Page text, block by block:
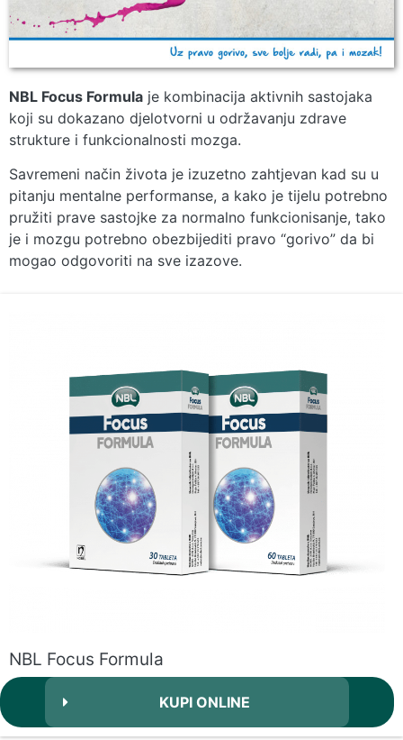
NBL Focus Formula je kombinacija aktivnih sastojaka
koji su dokazano djelotvorni u održavanju zdrave
strukture i funkcionalnosti mozga.
Savremeni način života je izuzetno zahtjevan kad su u
pitanju mentalne performanse, a kako je tijelu potrebno
pružiti prave sastojke za normalno funkcionisanje, tako
je i mozgu potrebno obezbijediti pravo “gorivo” da bi
mogao odgovoriti na sve izazove.
NBL Focus Formula
KUPI ONLINE